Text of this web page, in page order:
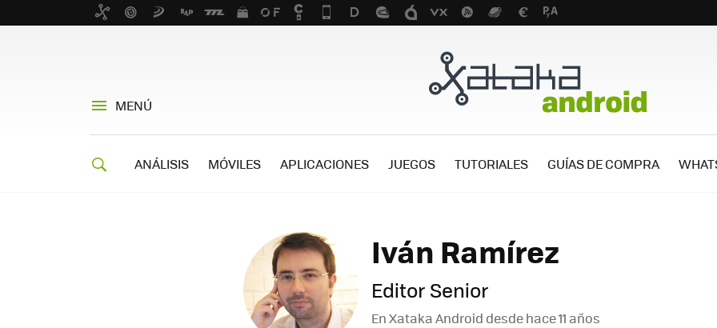
MENÚ
ANÁLISIS MÓVILES APLICACIONES JUEGOS TUTORIALES GUÍAS DE COMPRA
Iván Ramírez
Editor Senior
En Xataka Android desdehace 11 años